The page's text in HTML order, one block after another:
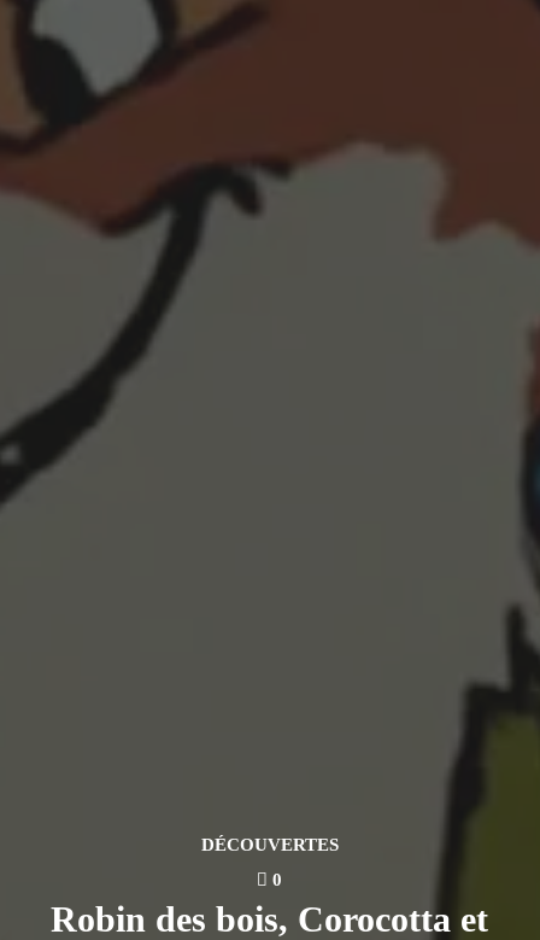
DÉCOUVERTES
0
Robin des bois, Corocotta et